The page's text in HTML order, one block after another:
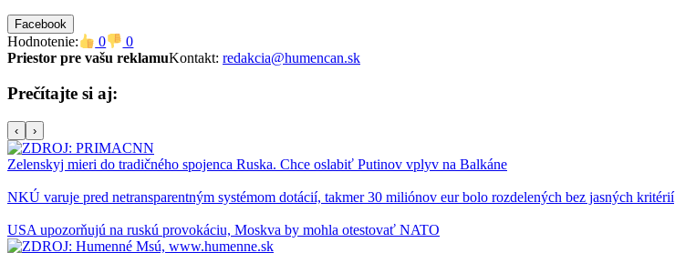
Facebook
Hodnotenie: 0
0
Priestor pre vašu reklamuKontakt: redakcia@humencan.sk
Prečítajte si aj:
‹ ›
Zelenskyj mieri do tradičného spojenca Ruska. Chce oslabiť Putinov vplyv na Balkáne
NKÚ varuje pred netransparentným systémom dotácií, takmer 30 miliónov eur bolo rozdelených bez jasných kritérií
USA upozorňujú na ruskú provokáciu, Moskva by mohla otestovať NATO